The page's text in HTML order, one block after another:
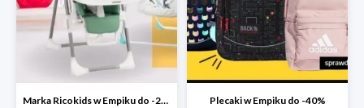
Marka Ricokids w Empiku do -20% Plecaki w Empiku do -40%